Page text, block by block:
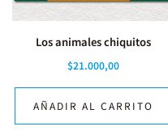
Los animales chiquitos
$21.000,00
AÑADIR AL CARRITO